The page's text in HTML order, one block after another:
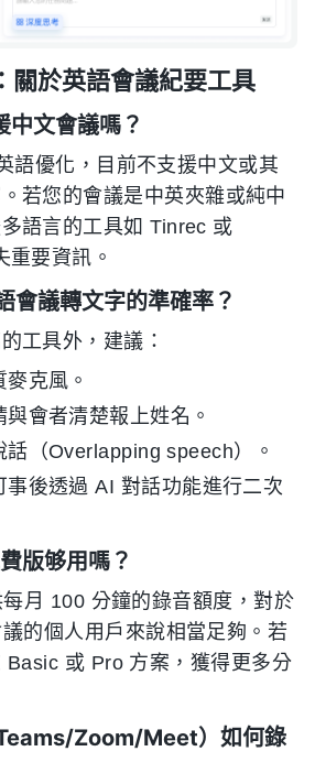
關於英語會議紀要工具
文會議嗎？
語優化，目前不支援中文或其
若您的會議是中英夾雜或純中
語言的工具如 Tinrec 或
重要資訊。
會議轉文字的準確率？
工具外，建議：
克風。
會者清楚報上姓名。
話（Overlapping speech）。
事後透過 AI 對話功能進行二次
版够用嗎？
月 100 分鐘的錄音額度，對於
的個人用戶來說相當足夠。若
Basic 或 Pro 方案，獲得更多分
Zoom/Meet）如何錄